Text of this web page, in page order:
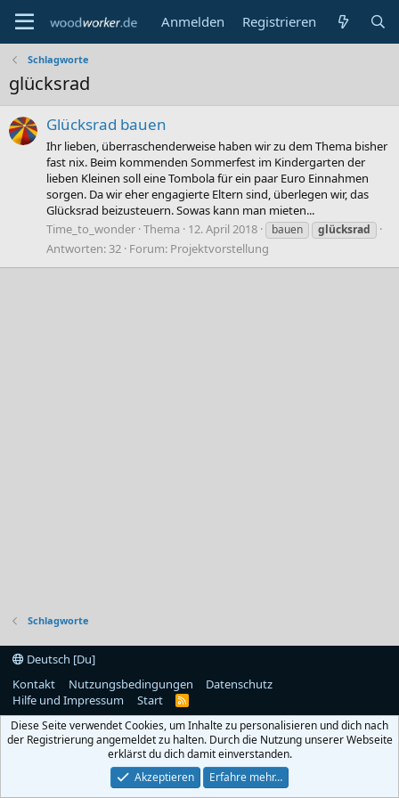
Anmelden Registrieren
Schlagworte
glücksrad
Glücksrad bauen
Ihr lieben, überraschenderweise haben wir zu dem Thema bisher
fast nix. Beim kommenden Sommerfest im Kindergarten der
lieben Kleinen soll eine Tombola für ein paar Euro Einnahmen
sorgen. Da wir eher engagierte Eltern sind, überlegen wir, das
Glücksrad beizusteuern. Sowas kann man mieten...
Time_to_wonder Thema 12. April 2018 bauen glücksrad
Antworten: 32 Forum: Projektvorstellung
Schlagworte
Deutsch [Du]
Kontakt
Nutzungsbedingungen
Datenschutz
Hilfe und Impressum
Start
R
S
Diese Seite verwendet Cookies, um Inhalte zu personalisieren und dich nach
der Registrierung angemeldet zu halten. Durch die Nutzung unserer Webseite
erklärst du dich damit einverstanden.
Akzeptieren
Erfahre mehr…